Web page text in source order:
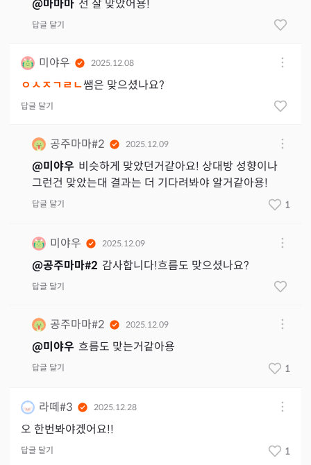
@마마마 전 잘 맞았어용!
답글 달기
미야우 2025.12.08
ㅇㅅㅈㄱㄹㄴ쌤은 맞으셨나요?
답글 달기
공주마마#2 2025.12.09
@미야우 비슷하게 맞았던거같아요! 상대방 성향이나
그런건 맞았는대 결과는 더 기다려봐야 알거같아용!
답글 달기 1
미야우 2025.12.09
@공주마마#2 감사합니다!흐름도 맞으셨나요?
답글 달기
공주마마#2 2025.12.09
@미야우 흐름도 맞는거같아용
답글 달기 1
라떼#3 2025.12.28
오 한번봐야겠어요!!
답글 달기 1